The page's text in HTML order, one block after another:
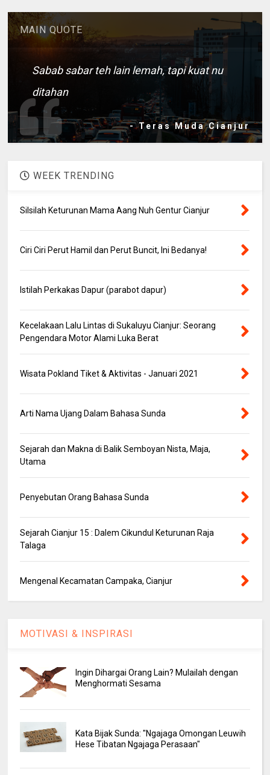
MAIN QUOTE
Sabab sabar teh lain lemah, tapi kuat nu
ditahan
- Teras Muda Cianjur
WEEK TRENDING
Silsilah Keturunan Mama Aang Nuh Gentur Cianjur
Ciri Ciri Perut Hamil dan Perut Buncit, Ini Bedanya!
Istilah Perkakas Dapur (parabot dapur)
Kecelakaan Lalu Lintas di Sukaluyu Cianjur: Seorang
Pengendara Motor Alami Luka Berat
Wisata Pokland Tiket & Aktivitas - Januari 2021
Arti Nama Ujang Dalam Bahasa Sunda
Sejarah dan Makna di Balik Semboyan Nista, Maja,
Utama
Penyebutan Orang Bahasa Sunda
Sejarah Cianjur 15 : Dalem Cikundul Keturunan Raja
Talaga
Mengenal Kecamatan Campaka, Cianjur
MOTIVASI & INSPIRASI
Ingin Dihargai Orang Lain? Mulailah dengan
Menghormati Sesama
Kata Bijak Sunda: "Ngajaga Omongan Leuwih
Hese Tibatan Ngajaga Perasaan"